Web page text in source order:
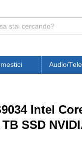
Audio/
Intel
SSD